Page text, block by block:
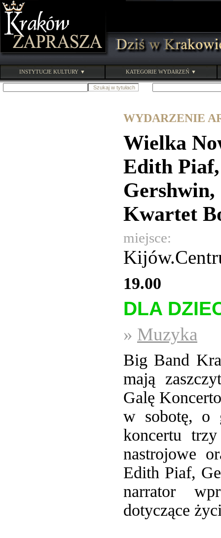
INSTYTUCJE KULTURY ▼ KATEGORIE WYDARZEŃ ▼
WYDARZENIE
Wielka
Edith
Kwartet
miejsce:
19.00
DLA
» Muzyka
Big Band
mają
Galę
w sobotę, o
koncertu
nastrojowe
Edith Piaf,
narrator
dotyczące